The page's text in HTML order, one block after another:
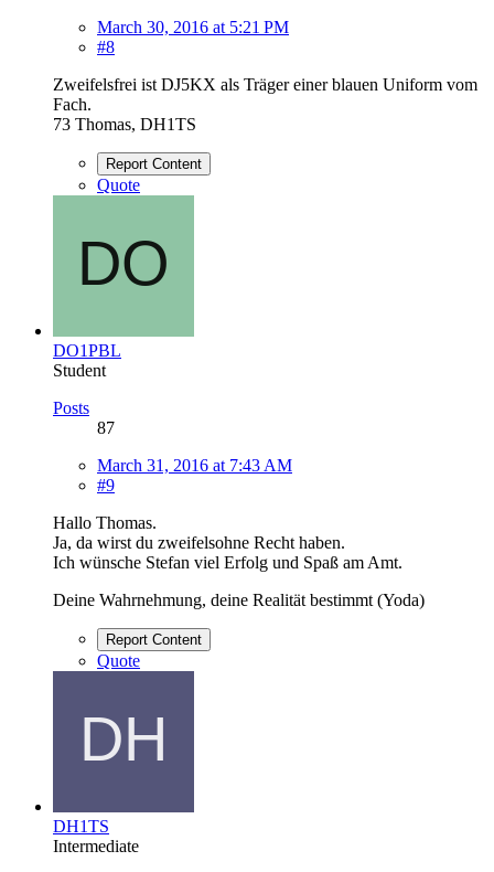
March 30, 2016 at 5:21 PM
#8
Zweifelsfrei ist DJ5KX als Träger einer blauen Uniform vom
Fach.
73 Thomas, DH1TS
Report Content
Quote
DO1PBL
Student
Posts
87
March 31, 2016 at 7:43 AM
#9
Hallo Thomas.
Ja, da wirst du zweifelsohne Recht haben.
Ich wünsche Stefan viel Erfolg und Spaß am Amt.
Deine Wahrnehmung, deine Realität bestimmt (Yoda)
Report Content
Quote
DH1TS
Intermediate